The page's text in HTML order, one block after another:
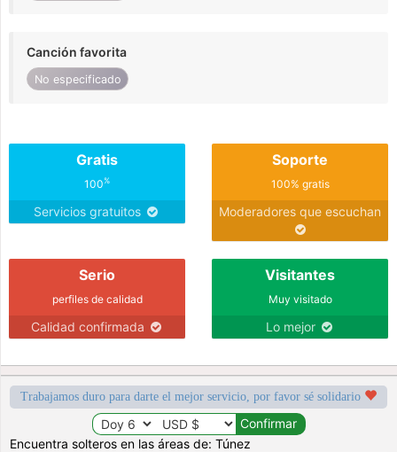
Canción favorita
No especificado
Gratis
100%
Servicios gratuitos
Soporte
100% gratis
Moderadores que escuchan
Serio
perfiles de calidad
Calidad confirmada
Visitantes
Muy visitado
Lo mejor
Trabajamos duro para darte el mejor servicio, por favor sé solidario
Encuentra solteros en las áreas de: Túnez